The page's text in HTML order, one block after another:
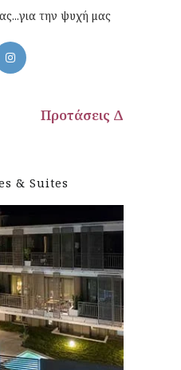
την ψυχή μας
& Suites